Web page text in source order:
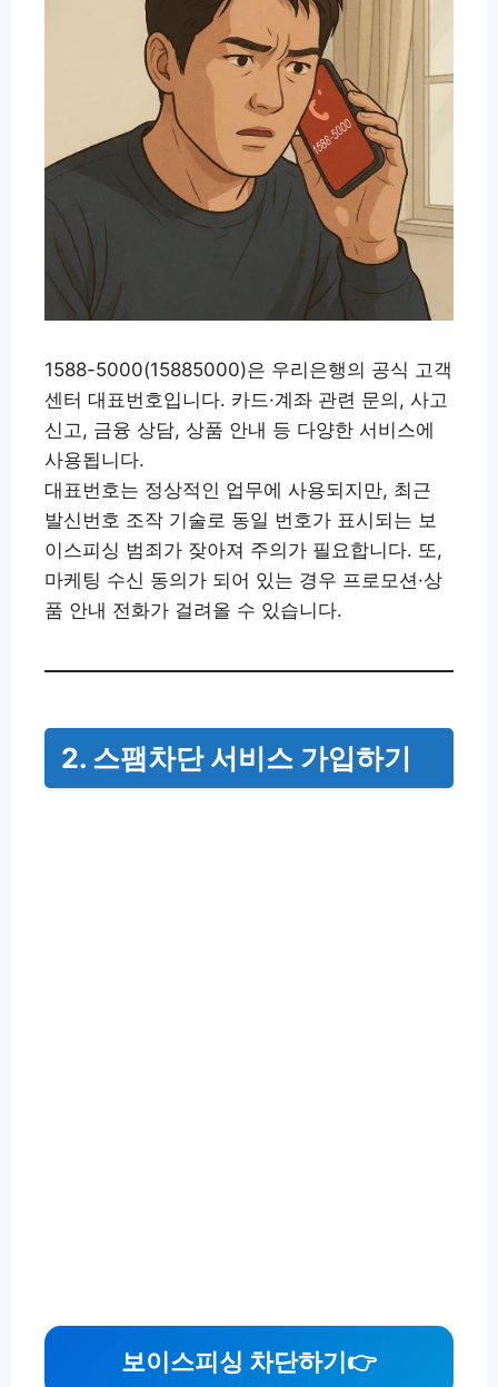
1588-5000(15885000)은 우리은행의 공식 고객
센터 대표번호입니다. 카드·계좌 관련 문의, 사고
신고, 금융 상담, 상품 안내 등 다양한 서비스에
사용됩니다.
대표번호는 정상적인 업무에 사용되지만, 최근
발신번호 조작 기술로 동일 번호가 표시되는 보
이스피싱 범죄가 잦아져 주의가 필요합니다. 또,
마케팅 수신 동의가 되어 있는 경우 프로모션·상
품 안내 전화가 걸려올 수 있습니다.
2. 스팸차단 서비스 가입하기
보이스피싱 차단하기👉